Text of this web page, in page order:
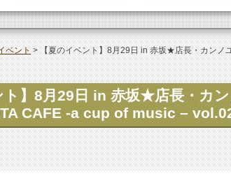
ベント>【夏のイベント】8月29日 in 赤坂★店長・カンノ
ト】8月29日 in 赤坂★店長・カ
CAFE -a cup of music – vol.02